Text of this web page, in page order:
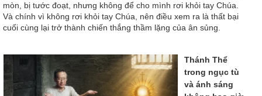
mòn, bị tước đoạt, nhưng không để cho mình rơi khỏi tay Chúa.
Và chính vì không rơi khỏi tay Chúa, nên điều xem ra là thất bại
cuối cùng lại trở thành chiến thắng thầm lặng của ân sủng.
Thánh Thể
trong ngục tù
và ánh sáng